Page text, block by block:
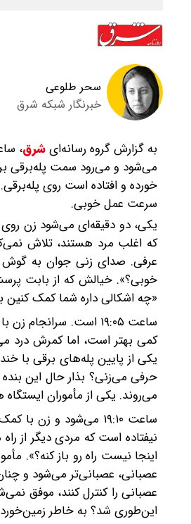
سحر طلوعی
خبرنگار شبکه شرق
به گزارش گروه رسانه‌ایشرق،
می‌شود و می‌رود سمت پله‌برقی
خورده و افتاده است روی
سرعت عمل خوبی.
یکی، دو دقیقه‌ای می‌شود زن روی
که اغلب مرد هستند، تلاش
عرفی. صدای زنی جوان به
خوبی؟». خیالش که از بابت
«چه اشکالی داره شما کمک
ساعت ۱۹:۰۵ ‌است.
کمی بهتر است، اما‌ کمرش درد
یکی از پایین پله‌های برقی با
حرفی می‌زنی؟ بذار حال این
می‌روند. یکی از مأموران
‌ساعت ۱۹:۱۰ می‌شود و
نیفتاده است که مردی دیگر از
اینجا نیست راه رو باز کنه؟».
عصبانی، عصبانی‌تر می‌شود و
عصبانی را کنترل کنند، موفق
این‌طوری شد؟ به خاطر